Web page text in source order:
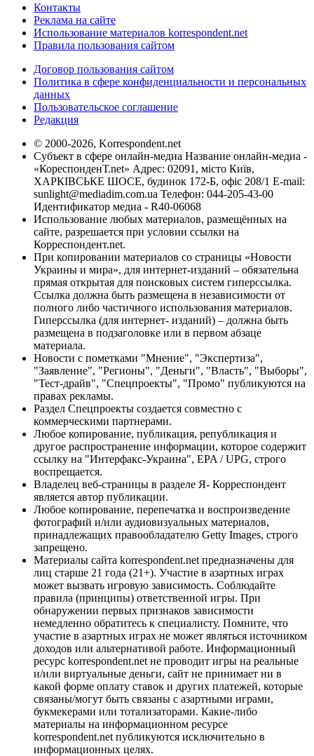
Контакты
Реклама на сайте
Использование материалов korrespondent.net
Правила пользования сайтом
Договор пользования сайтом
Политика в сфере конфиденциальности и персональных
данных
Пользовательское соглашение
Редакция
© 2000-2026, Korrespondent.net
Субъект в сфере онлайн-медиа Название онлайн-медиа -
«КореспонденТ.net» Адрес: 02091, місто Київ,
ХАРКІВСЬКЕ ШОСЕ, будинок 172-Б, офіс 208/1 E-mail:
sunlight@mediadim.com.ua Телефон: 044-205-43-00
Идентификатор медиа - R40-06068
Использование любых материалов, размещённых на
сайте, разрешается при условии ссылки на
Корреспондент.net.
При копировании материалов со страницы «Новости
Украины и мира», для интернет-изданий – обязательна
прямая открытая для поисковых систем гиперссылка.
Ссылка должна быть размещена в независимости от
полного либо частичного использования материалов.
Гиперссылка (для интернет- изданий) – должна быть
размещена в подзаголовке или в первом абзаце
материала.
Новости с пометками "Мнение", "Экспертиза",
"Заявление", "Регионы", "Деньги", "Власть", "Выборы",
"Тест-драйв", "Спецпроекты", "Промо" публикуются на
правах рекламы.
Раздел Спецпроекты создается совместно с
коммерческими партнерами.
Любое копирование, публикация, републикация и
другое распространение информации, которое содержит
ссылку на "Интерфакс-Украина", EPA / UPG, строго
воспрещается.
Владелец веб-страницы в разделе Я- Корреспондент
является автор публикации.
Любое копирование, перепечатка и воспроизведение
фотографий и/или аудиовизуальных материалов,
принадлежащих правообладателю Getty Images, строго
запрещено.
Материалы сайта korrespondent.net предназначены для
лиц старше 21 года (21+). Участие в азартных играх
может вызвать игровую зависимость. Соблюдайте
правила (принципы) ответственной игры. При
обнаружении первых признаков зависимости
немедленно обратитесь к специалисту. Помните, что
участие в азартных играх не может являться источником
доходов или альтернативой работе. Информационный
ресурс korrespondent.net не проводит игры на реальные
и/или виртуальные деньги, сайт не принимает ни в
какой форме оплату ставок и других платежей, которые
связаны/могут быть связаны с азартными играми,
букмекерами или тотализаторами. Какие-либо
материалы на информационном ресурсе
korrespondent.net публикуются исключительно в
информационных целях.